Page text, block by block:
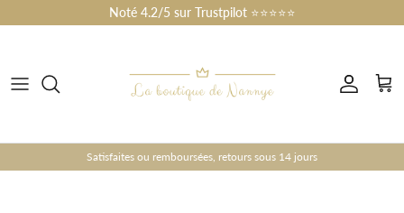
Noté 4.2/5 sur Trustpilot ⭐⭐⭐⭐⭐
Account
Cart
Satisfaites ou remboursées, retours sous 14 jours